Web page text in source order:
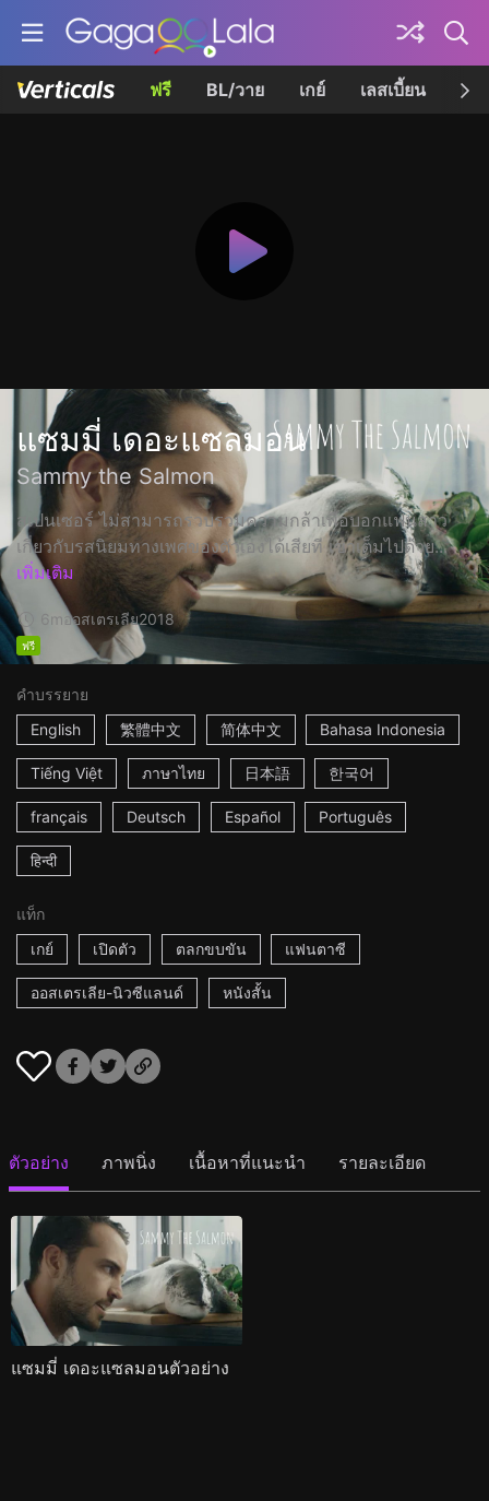
ฟรี BL/วาย เกย์ เลสเบี้ยน เค
แซมมี่ เดอะแซลมอน
Sammy the Salmon
สเปนเซอร์ ไม่สามารถรวบรวมความกล้าเพื่อบอกแฟนสาว
เกี่ยวกับรสนิยมทางเพศของตัวเองได้เสียที เขาเต็มไปด้วย...
เพิ่มเติม
6m ออสเตรเลีย2018
ฟรี
คำบรรยาย
English
繁體中文 简体中文 Bahasa Indonesia
Tiếng Việt ภาษาไทย 日本語 한국어
français Deutsch Español Português
हिन्दी
แท็ก
เกย์
เปิดตัว ตลกขบขัน แฟนตาซี
ออสเตรเลีย-นิวซีแลนด์ หนังสั้น
ตัวอย่าง ภาพนิ่ง เนื้อหาที่แนะนำ รายละเอียด
แซมมี่ เดอะแซลมอนตัวอย่าง